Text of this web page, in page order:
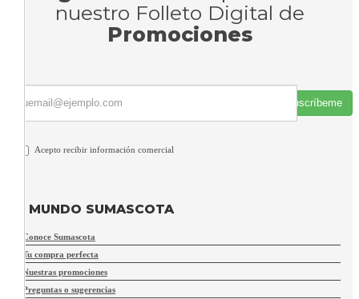
nuestro Folleto Digital de
Promociones
Suscríbeme
Acepto recibir información comercial
MUNDO SUMASCOTA
Conoce Sumascota
Tu compra perfecta
Nuestras promociones
Preguntas o sugerencias